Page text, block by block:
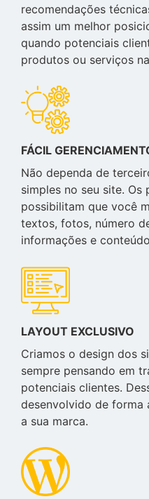
recomendações
assim um melhor
quando potenciais
produtos ou serviços
FÁCIL
Não dependa de
simples no seu site.
possibilitam que você
textos, fotos, número
informações e
LAYOUT EXCLUSIVO
Criamos o design dos
sempre pensando em
potenciais clientes.
desenvolvido de forma
a sua marca.